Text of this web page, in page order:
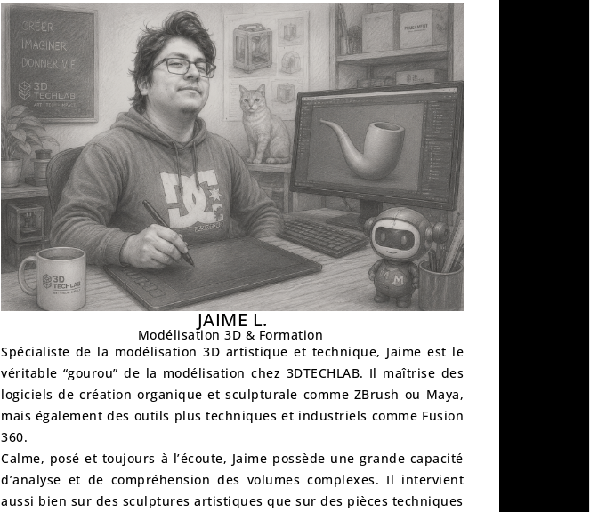
JAIME L.
Modélisation 3D & Formation
Spécialiste de la modélisation 3D artistique et technique, Jaime est le
véritable “gourou” de la modélisation chez 3DTECHLAB. Il maîtrise des
logiciels de création organique et sculpturale comme ZBrush ou Maya,
mais également des outils plus techniques et industriels comme Fusion
360.
Calme, posé et toujours à l’écoute, Jaime possède une grande capacité
d’analyse et de compréhension des volumes complexes. Il intervient
aussi bien sur des sculptures artistiques que sur des pièces techniques